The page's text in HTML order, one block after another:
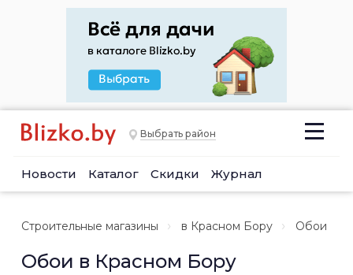
Выбрать район
Новости Каталог Скидки Журнал
Строительные магазины в Красном Бору Обои
Обои в Красном Бору